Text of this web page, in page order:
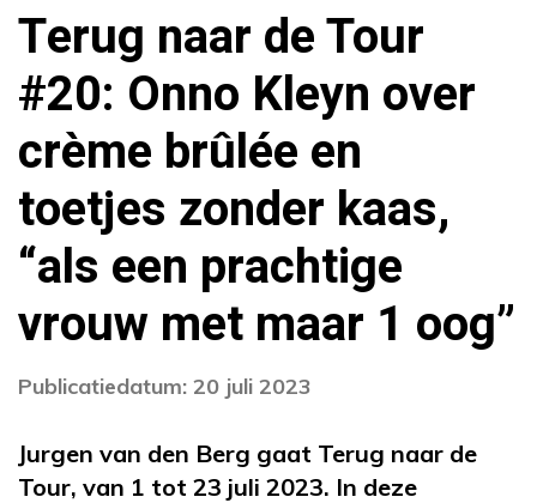
Terug naar de Tour
#20: Onno Kleyn over
crème brûlée en
toetjes zonder kaas,
“als een prachtige
vrouw met maar 1 oog”
Publicatiedatum: 20 juli 2023
Jurgen van den Berg gaat Terug naar de
Tour, van 1 tot 23 juli 2023. In deze